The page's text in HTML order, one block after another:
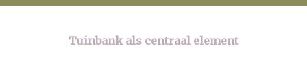
Tuinbank als centraal element